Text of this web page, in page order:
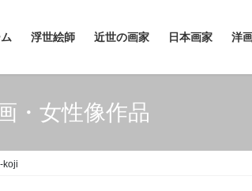
浮世絵師 近世の画家 日本画家 洋
・女性像作品
koji